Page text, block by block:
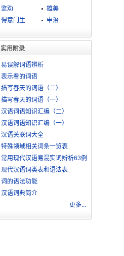
监劝
雄美
得意门生
申治
实用附录
易误解词语辨析
表示看的词语
描写春天的词语（二）
描写春天的词语（一）
汉语词语知识汇编（二）
汉语词语知识汇编（一）
汉语关联词大全
特殊领域相关词条一览表
常用现代汉语易混实词辨析63例
现代汉语词类表和语法表
词的语法功能
汉语词典简介
更多...